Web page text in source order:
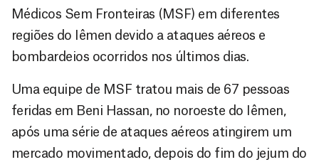
Médicos Sem Fronteiras (MSF) em diferentes
regiões do Iêmen devido a ataques aéreos e
bombardeios ocorridos nos últimos dias.
Uma equipe de MSF tratou mais de 67 pessoas
feridas em Beni Hassan, no noroeste do Iêmen,
após uma série de ataques aéreos atingirem um
mercado movimentado, depois do fim do jejum do